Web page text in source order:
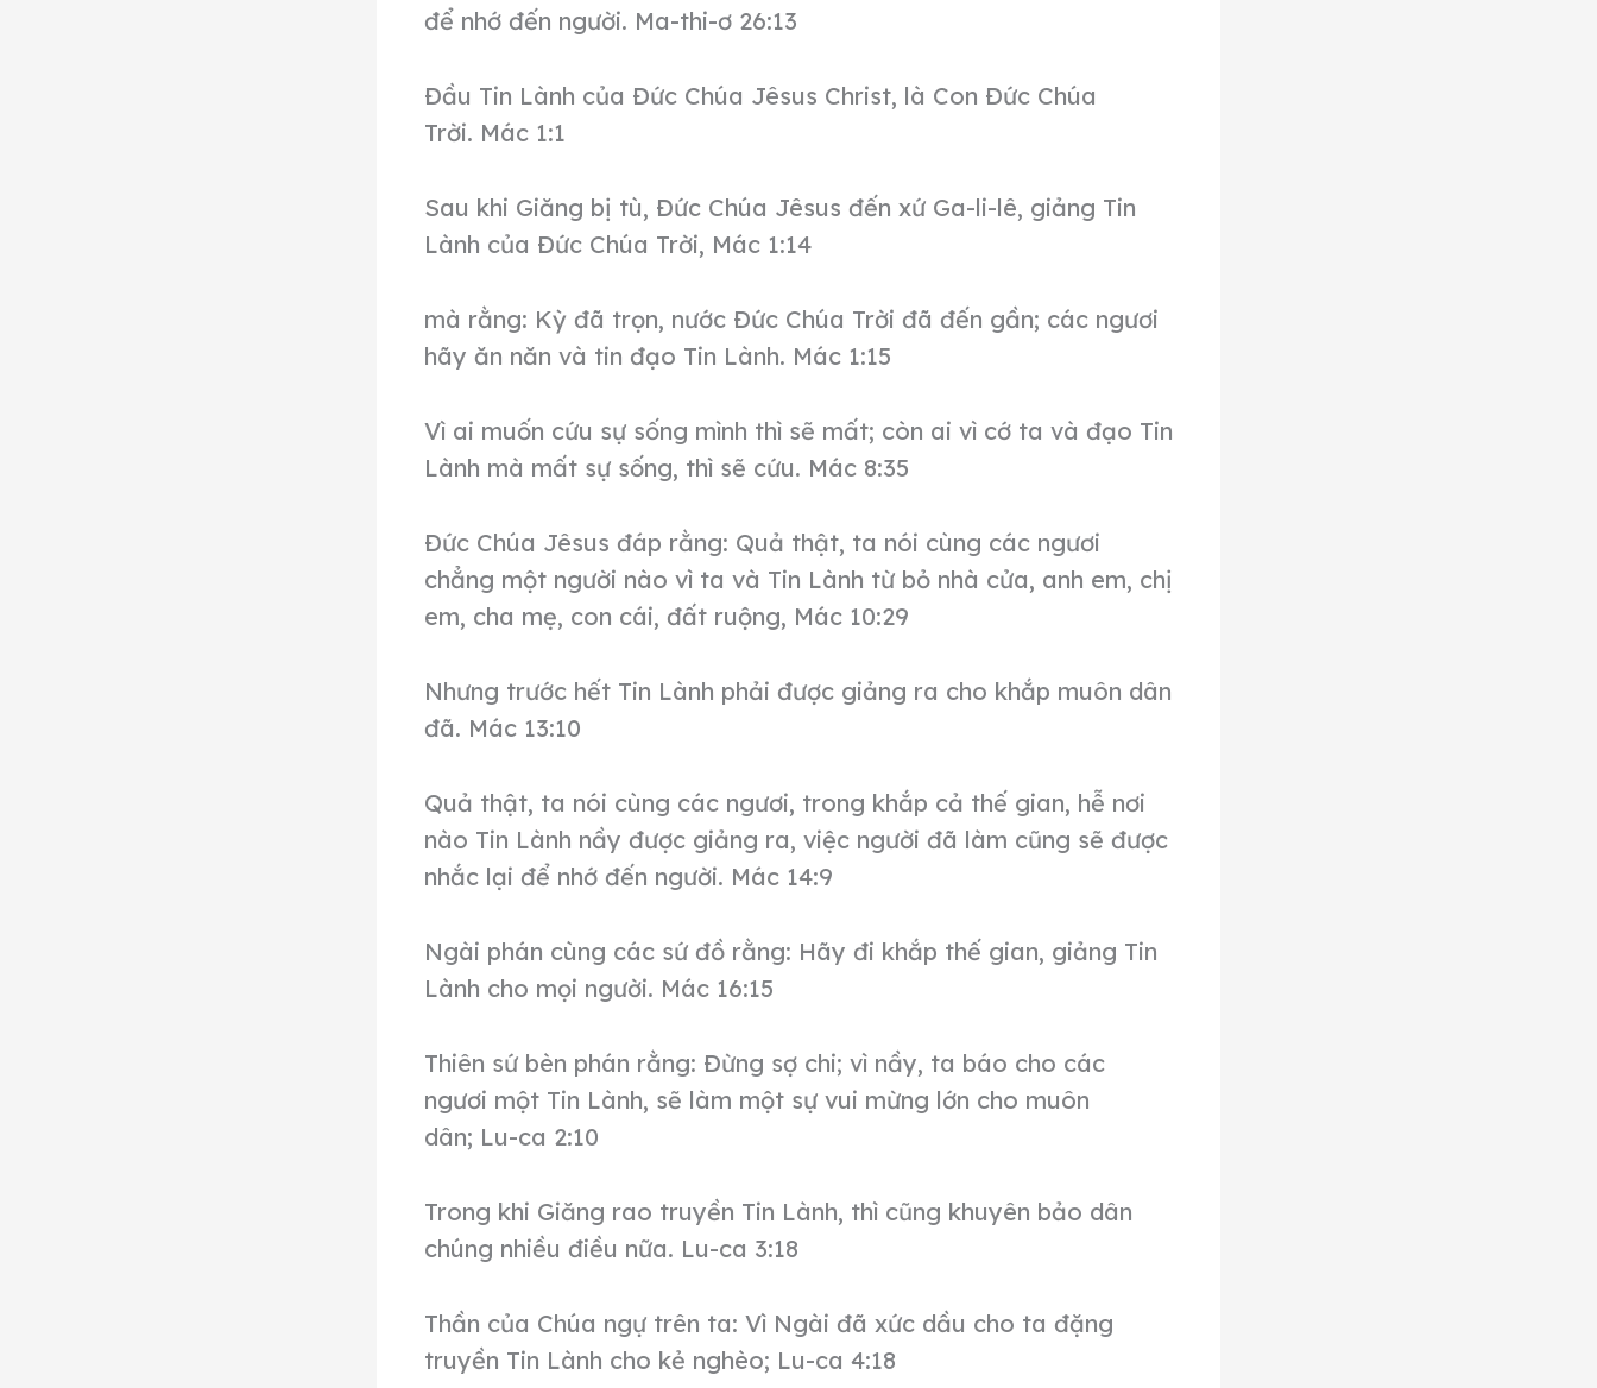
để nhớ đến người. Ma-thi-ơ 26:13
Đầu Tin Lành của Đức Chúa Jêsus Christ, là Con Đức Chúa
Trời. Mác 1:1
Sau khi Giăng bị tù, Đức Chúa Jêsus đến xứ Ga-li-lê, giảng Tin
Lành của Đức Chúa Trời, Mác 1:14
mà rằng: Kỳ đã trọn, nước Đức Chúa Trời đã đến gần; các ngươi
hãy ăn năn và tin đạo Tin Lành. Mác 1:15
Vì ai muốn cứu sự sống mình thì sẽ mất; còn ai vì cớ ta và đạo Tin
Lành mà mất sự sống, thì sẽ cứu. Mác 8:35
Đức Chúa Jêsus đáp rằng: Quả thật, ta nói cùng các ngươi
chẳng một người nào vì ta và Tin Lành từ bỏ nhà cửa, anh em, chị
em, cha mẹ, con cái, đất ruộng, Mác 10:29
Nhưng trước hết Tin Lành phải được giảng ra cho khắp muôn dân
đã. Mác 13:10
Quả thật, ta nói cùng các ngươi, trong khắp cả thế gian, hễ nơi
nào Tin Lành nầy được giảng ra, việc người đã làm cũng sẽ được
nhắc lại để nhớ đến người. Mác 14:9
Ngài phán cùng các sứ đồ rằng: Hãy đi khắp thế gian, giảng Tin
Lành cho mọi người. Mác 16:15
Thiên sứ bèn phán rằng: Đừng sợ chi; vì nầy, ta báo cho các
ngươi một Tin Lành, sẽ làm một sự vui mừng lớn cho muôn
dân; Lu-ca 2:10
Trong khi Giăng rao truyền Tin Lành, thì cũng khuyên bảo dân
chúng nhiều điều nữa. Lu-ca 3:18
Thần của Chúa ngự trên ta: Vì Ngài đã xức dầu cho ta đặng
truyền Tin Lành cho kẻ nghèo; Lu-ca 4:18